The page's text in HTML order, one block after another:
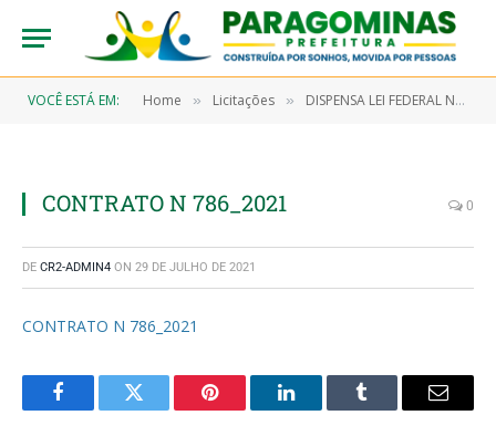
VOCÊ ESTÁ EM: Home » Licitações » DISPENSA LEI FEDERAL Nº 13.979/2020 (COVID 19) – 7/2021-00025 (AQUISIÇÃO EM CARÁTER EMERGENCIAL DE MATERIAL DO CONSUMO DO TIPO: GÊNEROS DE ALIMENTAÇÃO PARA COMPOR AS CESTAS BASICAS PARA O ENFRENTAMENTO DA PANDEMIA DE CORONAVÍRUS (COVID-19))
CONTRATO N 786_2021 0
DE CR2-ADMIN4 ON 29 DE JULHO DE 2021
CONTRATO N 786_2021
FacebookTwitter Pinterest LinkedInTumblr Email